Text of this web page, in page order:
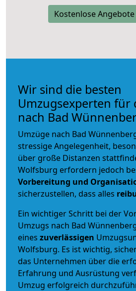
Kostenlose
Wir sind die besten
Umzugsexperten für
nach Bad
Umzüge nach Bad
stressige Angelegenheit,
über große Distanzen
Wolfsburg erfordern jedoch
Vorbereitung und
sicherzustellen, dass alles
Ein wichtiger Schritt bei der
Umzugs nach Bad
eines zuverlässigen
Wolfsburg. Es ist wichtig,
das Unternehmen über die
Erfahrung und Ausrüstung
Umzug erfolgreich